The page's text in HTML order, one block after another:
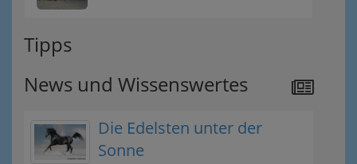
Tipps
News und Wissenswertes
Die Edelsten unter der
Sonne